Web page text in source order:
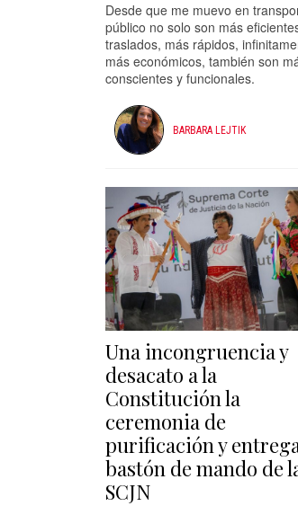
Desde que me muevo en
público no solo son más
traslados, más rápidos,
más económicos, también son
conscientes y funcionales.
BARBARA LEJTIK
Una incongruencia y
desacato a la
Constitución la
ceremonia de
purificación y
bastón de mando de
SCJN